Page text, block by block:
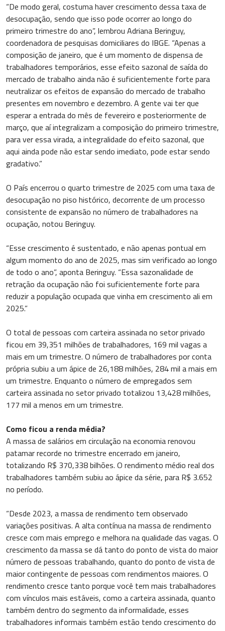
“De modo geral, costuma haver crescimento dessa taxa de
desocupação, sendo que isso pode ocorrer ao longo do
primeiro trimestre do ano”, lembrou Adriana Beringuy,
coordenadora de pesquisas domiciliares do IBGE. “Apenas a
composição de janeiro, que é um momento de dispensa de
trabalhadores temporários, esse efeito sazonal de saída do
mercado de trabalho ainda não é suficientemente forte para
neutralizar os efeitos de expansão do mercado de trabalho
presentes em novembro e dezembro. A gente vai ter que
esperar a entrada do mês de fevereiro e posteriormente de
março, que aí integralizam a composição do primeiro trimestre,
para ver essa virada, a integralidade do efeito sazonal, que
aqui ainda pode não estar sendo imediato, pode estar sendo
gradativo.”
O País encerrou o quarto trimestre de 2025 com uma taxa de
desocupação no piso histórico, decorrente de um processo
consistente de expansão no número de trabalhadores na
ocupação, notou Beringuy.
“Esse crescimento é sustentado, e não apenas pontual em
algum momento do ano de 2025, mas sim verificado ao longo
de todo o ano”, aponta Beringuy. “Essa sazonalidade de
retração da ocupação não foi suficientemente forte para
reduzir a população ocupada que vinha em crescimento ali em
2025.”
O total de pessoas com carteira assinada no setor privado
ficou em 39,351 milhões de trabalhadores, 169 mil vagas a
mais em um trimestre. O número de trabalhadores por conta
própria subiu a um ápice de 26,188 milhões, 284 mil a mais em
um trimestre. Enquanto o número de empregados sem
carteira assinada no setor privado totalizou 13,428 milhões,
177 mil a menos em um trimestre.
Como ficou a renda média?
A massa de salários em circulação na economia renovou
patamar recorde no trimestre encerrado em janeiro,
totalizando R$ 370,338 bilhões. O rendimento médio real dos
trabalhadores também subiu ao ápice da série, para R$ 3.652
no período.
“Desde 2023, a massa de rendimento tem observado
variações positivas. A alta contínua na massa de rendimento
cresce com mais emprego e melhora na qualidade das vagas. O
crescimento da massa se dá tanto do ponto de vista do maior
número de pessoas trabalhando, quanto do ponto de vista de
maior contingente de pessoas com rendimentos maiores. O
rendimento cresce tanto porque você tem mais trabalhadores
com vínculos mais estáveis, como a carteira assinada, quanto
também dentro do segmento da informalidade, esses
trabalhadores informais também estão tendo crescimento do